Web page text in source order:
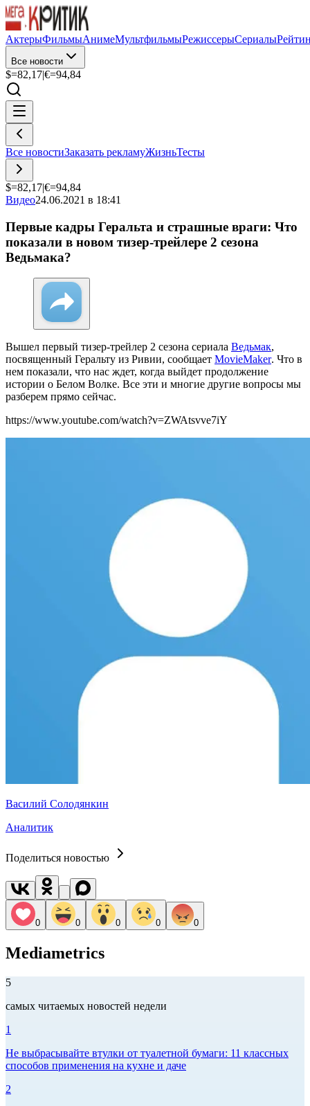
АктерыФильмыАнимеМультфильмыРежиссерыСериалы
Все новости
$=82,17|€=94,84
Все новостиЗаказать рекламуЖизньТесты
$=82,17|€=94,84
Видео24.06.2021 в 18:41
Первые кадры Геральта и страшные враги: Что
показали в новом тизер-трейлере 2 сезона
Ведьмака?
Вышел первый тизер-трейлер 2 сезона сериала Ведьмак,
посвященный Геральту из Ривии, сообщает MovieMaker. Что в
нем показали, что нас ждет, когда выйдет продолжение
истории о Белом Волке. Все эти и многие другие вопросы мы
разберем прямо сейчас.
https://www.youtube.com/watch?v=ZWAtsvve7iY
Василий Солодянкин
Аналитик
Поделиться новостью
0 0 0 0 0
Mediametrics
5
самых читаемых новостей недели
1
Не выбрасывайте втулки от туалетной бумаги: 11 классных
способов применения на кухне и даче
2